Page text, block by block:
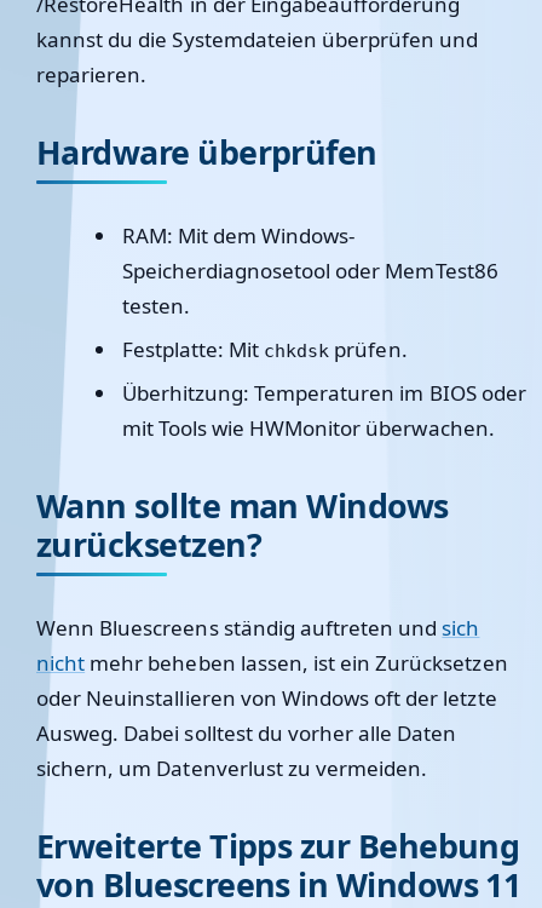
kannst du die Systemdateien überprüfen und
reparieren.
Hardware überprüfen
RAM: Mit dem Windows-
Speicherdiagnosetool oder MemTest86
testen.
Festplatte: Mit chkdsk prüfen.
Überhitzung: Temperaturen im BIOS oder
mit Tools wie HWMonitor überwachen.
Wann sollte man Windows
zurücksetzen?
Wenn Bluescreens ständig auftreten und sich
nicht mehr beheben lassen, ist ein Zurücksetzen
oder Neuinstallieren von Windows oft der letzte
Ausweg. Dabei solltest du vorher alle Daten
sichern, um Datenverlust zu vermeiden.
Erweiterte Tipps zur Behebung
von Bluescreens in Windows 11